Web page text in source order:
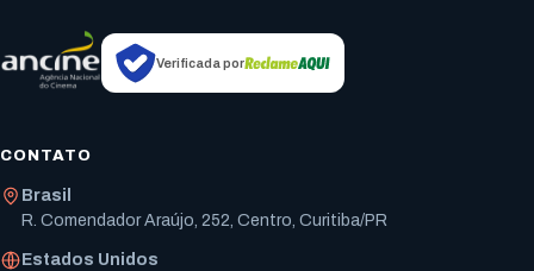
Verificada por
CONTATO
Brasil
R. Comendador Araújo, 252, Centro, Curitiba/PR
Estados Unidos